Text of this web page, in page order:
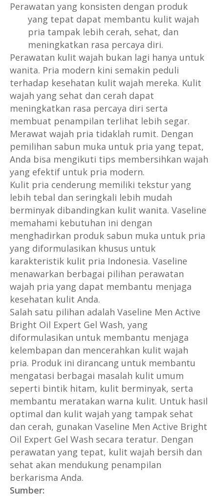
Perawatan yang konsisten dengan produk
yang tepat dapat membantu kulit wajah
pria tampak lebih cerah, sehat, dan
meningkatkan rasa percaya diri.
Perawatan kulit wajah bukan lagi hanya untuk
wanita. Pria modern kini semakin peduli
terhadap kesehatan kulit wajah mereka. Kulit
wajah yang sehat dan cerah dapat
meningkatkan rasa percaya diri serta
membuat penampilan terlihat lebih segar.
Merawat wajah pria tidaklah rumit. Dengan
pemilihan sabun muka untuk pria yang tepat,
Anda bisa mengikuti tips membersihkan wajah
yang efektif untuk pria modern.
Kulit pria cenderung memiliki tekstur yang
lebih tebal dan seringkali lebih mudah
berminyak dibandingkan kulit wanita. Vaseline
memahami kebutuhan ini dengan
menghadirkan produk sabun muka untuk pria
yang diformulasikan khusus untuk
karakteristik kulit pria Indonesia. Vaseline
menawarkan berbagai pilihan perawatan
wajah pria yang dapat membantu menjaga
kesehatan kulit Anda.
Salah satu pilihan adalah Vaseline Men Active
Bright Oil Expert Gel Wash, yang
diformulasikan untuk membantu menjaga
kelembapan dan mencerahkan kulit wajah
pria. Produk ini dirancang untuk membantu
mengatasi berbagai masalah kulit umum
seperti bintik hitam, kulit berminyak, serta
membantu meratakan warna kulit. Untuk hasil
optimal dan kulit wajah yang tampak sehat
dan cerah, gunakan Vaseline Men Active Bright
Oil Expert Gel Wash secara teratur. Dengan
perawatan yang tepat, kulit wajah bersih dan
sehat akan mendukung penampilan
berkarisma Anda.
Sumber: